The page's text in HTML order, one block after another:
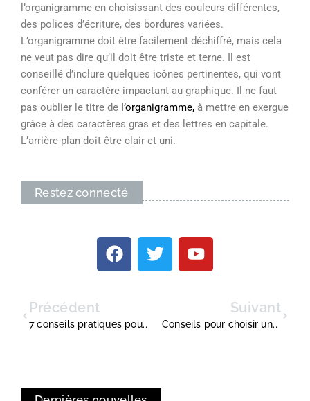
l’organigramme en choisissant des couleurs différentes,
des polices d’écriture, des bordures variées.
L’organigramme doit être facilement déchiffré, mais cela
ne veut pas dire qu’il doit être triste et terne. Il est
conseillé d’inclure quelques icônes pertinentes, qui vont
conférer un caractère impactant au graphique. Il ne faut
pas oublier le titre de l’organigramme, à mettre en exergue
grâce à des caractères gras et des lettres en capitale.
L’arrière-plan doit être clair et uni.
Restez connecté
Précédent
7 conseils pratiques pour réussir sa négociation salariale
Suivant
Conseils pour choisir une imprimante à jet d’encre